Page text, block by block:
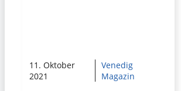
11. Oktober
2021
Venedig
Magazin